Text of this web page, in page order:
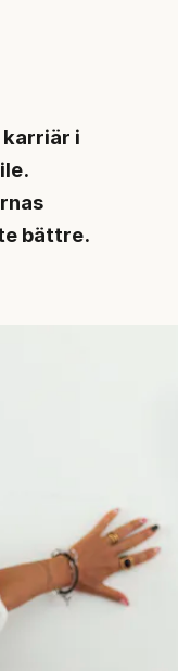
karriär i
bättre.